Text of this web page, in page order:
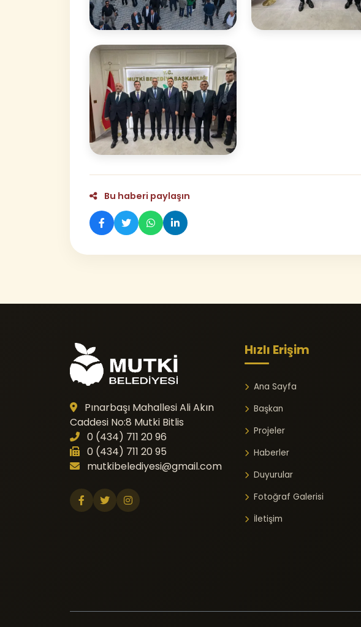
Bu haberi paylaşın
Pınarbaşı Mahallesi Ali Akın
Caddesi No:8 Mutki Bitlis
0 (434) 711 20 96
0 (434) 711 20 95
mutkibelediyesi@gmail.com
Hızlı Erişim
Ana Sayfa
Başkan
Projeler
Haberler
Duyurular
Fotoğraf Galerisi
İletişim